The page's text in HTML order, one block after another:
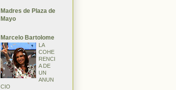
Madres de Plaza de
Mayo
Marcelo Bartolome
LA
COHE
RENCI
A DE
UN
ANUN
CIO